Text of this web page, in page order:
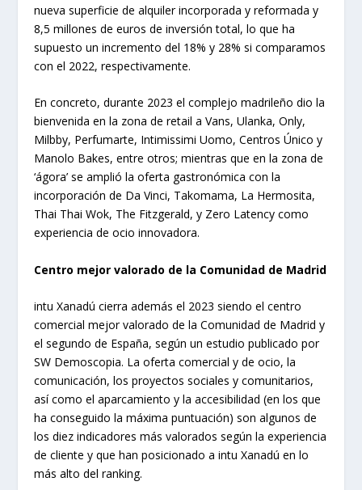
nueva superficie de alquiler incorporada y reformada y
8,5 millones de euros de inversión total, lo que ha
supuesto un incremento del 18% y 28% si comparamos
con el 2022, respectivamente.
En concreto, durante 2023 el complejo madrileño dio la
bienvenida en la zona de retail a Vans, Ulanka, Only,
Milbby, Perfumarte, Intimissimi Uomo, Centros Único y
Manolo Bakes, entre otros; mientras que en la zona de
‘ágora’ se amplió la oferta gastronómica con la
incorporación de Da Vinci, Takomama, La Hermosita,
Thai Thai Wok, The Fitzgerald, y Zero Latency como
experiencia de ocio innovadora.
Centro mejor valorado de la Comunidad de Madrid
intu Xanadú cierra además el 2023 siendo el centro
comercial mejor valorado de la Comunidad de Madrid y
el segundo de España, según un estudio publicado por
SW Demoscopia. La oferta comercial y de ocio, la
comunicación, los proyectos sociales y comunitarios,
así como el aparcamiento y la accesibilidad (en los que
ha conseguido la máxima puntuación) son algunos de
los diez indicadores más valorados según la experiencia
de cliente y que han posicionado a intu Xanadú en lo
más alto del ranking.